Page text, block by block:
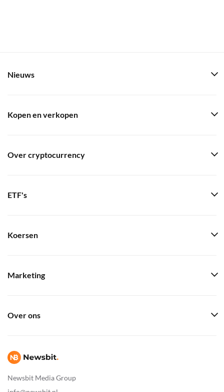
Newsbit Media Group
Nieuws
Kopen en verkopen
Over cryptocurrency
ETF's
Koersen
Marketing
Over ons